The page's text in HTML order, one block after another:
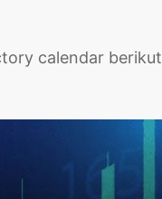
calendar